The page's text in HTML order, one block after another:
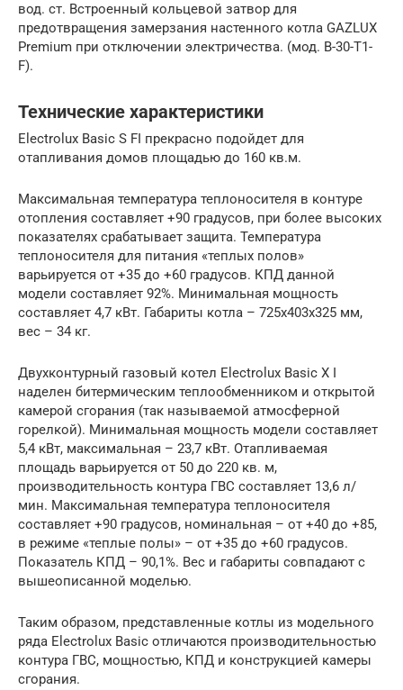
вод. ст. Встроенный кольцевой затвор для
предотвращения замерзания настенного котла GAZLUX
Premium при отключении электричества. (мод. B-30-T1-
F).
Технические характеристики
Electrolux Basic S FI прекрасно подойдет для
отапливания домов площадью до 160 кв.м.
Максимальная температура теплоносителя в контуре
отопления составляет +90 градусов, при более высоких
показателях срабатывает защита. Температура
теплоносителя для питания «теплых полов»
варьируется от +35 до +60 градусов. КПД данной
модели составляет 92%. Минимальная мощность
составляет 4,7 кВт. Габариты котла – 725х403х325 мм,
вес – 34 кг.
Двухконтурный газовый котел Electrolux Basic X I
наделен битермическим теплообменником и открытой
камерой сгорания (так называемой атмосферной
горелкой). Минимальная мощность модели составляет
5,4 кВт, максимальная – 23,7 кВт. Отапливаемая
площадь варьируется от 50 до 220 кв. м,
производительность контура ГВС составляет 13,6 л/
мин. Максимальная температура теплоносителя
составляет +90 градусов, номинальная – от +40 до +85,
в режиме «теплые полы» – от +35 до +60 градусов.
Показатель КПД – 90,1%. Вес и габариты совпадают с
вышеописанной моделью.
Таким образом, представленные котлы из модельного
ряда Electrolux Basic отличаются производительностью
контура ГВС, мощностью, КПД и конструкцией камеры
сгорания.